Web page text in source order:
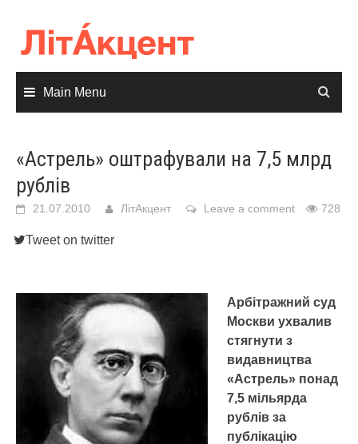
content
Main Menu
«Астрель» оштрафували на 7,5 млрд
рублів
21.07.2010 ЛітАкцент Leave a comment 728
Tweet on twitter
Арбітражний суд
Москви ухвалив
стягнути з
видавництва
«Астрель» понад
7,5 мільярда
рублів за
публікацію